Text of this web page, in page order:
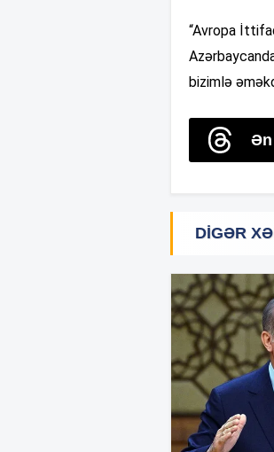
“Avropa
bizimlə
Ən
DIGƏR